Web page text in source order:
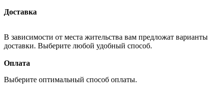
Доставка
В зависимости от места жительства вам предложат варианты
доставки. Выберите любой удобный способ.
Оплата
Выберите оптимальный способ оплаты.